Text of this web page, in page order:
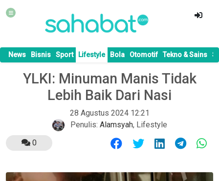
News Bisnis Sport Lifestyle Bola Otomotif Tekno & Sains
YLKI: Minuman Manis Tidak
Lebih Baik Dari Nasi
28 Agustus 2024 12:21
Penulis: Alamsyah, Lifestyle
0